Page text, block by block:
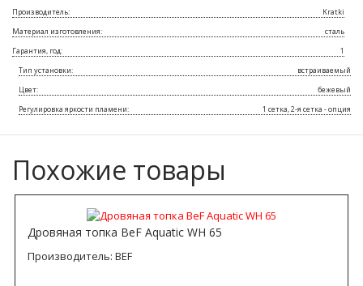
Производитель:
Kratki
Материал изготовления:
сталь
Гарантия, год:
1
Тип установки:
встраиваемый
Цвет:
бежевый
Регулировка яркости пламени:
1 сетка, 2-я сетка - опция
Похожие товары
Дровяная топка BeF Aquatic WH 65
Производитель: BEF